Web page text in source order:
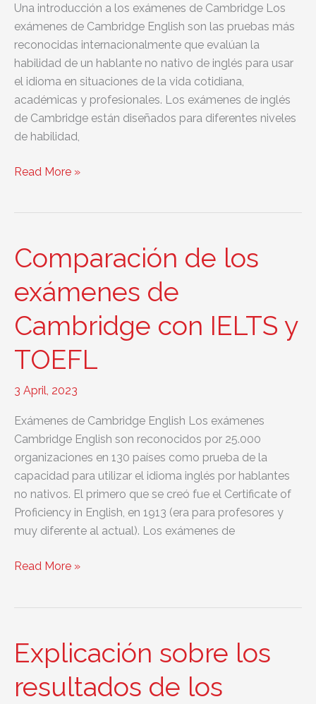
College
London?
Una introducción a los exámenes de Cambridge Los
exámenes de Cambridge English son las pruebas más
reconocidas internacionalmente que evalúan la
habilidad de un hablante no nativo de inglés para usar
el idioma en situaciones de la vida cotidiana,
académicas y profesionales. Los exámenes de inglés
de Cambridge están diseñados para diferentes niveles
de habilidad,
Comparación
Cambridge
English
Read More »
Comparación de los
exámenes de
Cambridge con IELTS y
TOEFL
3 April, 2023
Exámenes de Cambridge English Los exámenes
Cambridge English son reconocidos por 25.000
organizaciones en 130 países como prueba de la
capacidad para utilizar el idioma inglés por hablantes
no nativos. El primero que se creó fue el Certificate of
Proficiency in English, en 1913 (era para profesores y
muy diferente al actual). Los exámenes de
Comparación
Cambridge
IELTS
Read More »
Explicación sobre los
resultados de los